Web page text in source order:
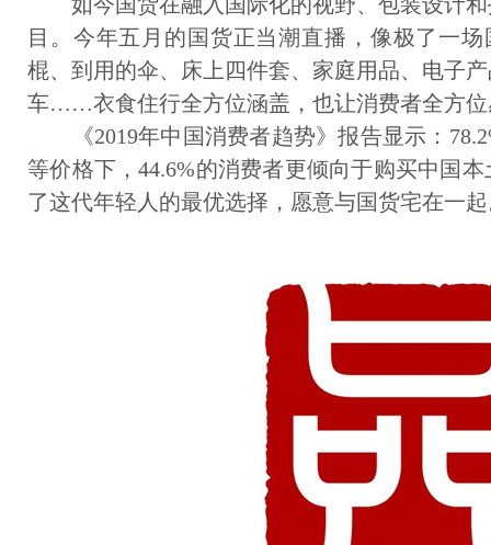
目。今年五月的国货正当潮直播，像极了一
棍、到用的伞、床上四件套、家庭用品、电子
车……衣食住行全方位涵盖，也让消费者全方位
《2019年中国消费者趋势》报告显示：
等价格下，44.6%的消费者更倾向于购买中国
了这代年轻人的最优选择，愿意与国货宅在一